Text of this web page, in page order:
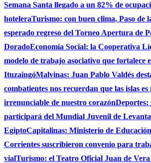
Semana Santa llegado a un 82% de
hoteleraTurismo: con buen clima, Paso de
esperado regreso del Torneo Apertura de
DoradoEconomía Social: la Cooperativa
modelo de trabajo asociativo que fortalece
ItuzaingóMalvinas: Juan Pablo Valdés
combatientes nos recuerdan que las islas es
irrenunciable de nuestro corazónDeportes:
participará del Mundial Juvenil de
EgiptoCapitalinas: Ministerio de
Corrientes suscribieron convenio para
vialTurismo: el Teatro Oficial Juan de